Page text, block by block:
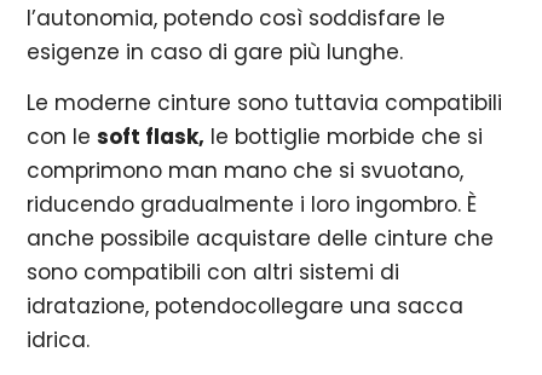
l’autonomia, potendo così soddisfare le
esigenze in caso di gare più lunghe.
Le moderne cinture sono tuttavia compatibili
con lesoft flask, le bottiglie morbide che si
comprimono man mano che si svuotano,
riducendo gradualmente i loro ingombro. È
anche possibile acquistare delle cinture che
sono compatibili con altri sistemi di
idratazione, potendocollegare una sacca
idrica.